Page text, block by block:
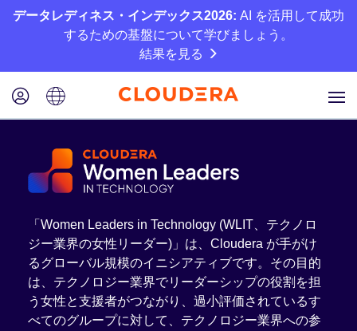
データレディネス・インデックス2026: AI を活用して成功
するための基盤について学びましょう。
結果を見る
「Women Leaders in Technology (WLIT、テクノロ
ジー業界の女性リーダー)」は、Cloudera が手がけ
るグローバル規模のイニシアティブです。その目的
は、テクノロジー業界でリーダーシップの役割を担
う女性と支援者がつながり、過小評価されているす
べてのグループに対して、テクノロジー業界への参